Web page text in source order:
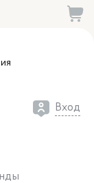
Вход